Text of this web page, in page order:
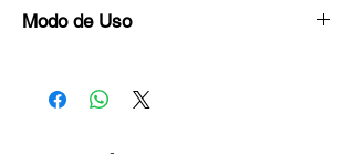
Modo de Uso
Bloque Blanco U·PRO© hasta dejarlas
porosas y uniformes.